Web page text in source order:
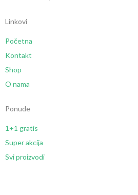
Linkovi
Početna
Kontakt
Shop
O nama
Ponude
1+1 gratis
Super akcija
Svi proizvodi